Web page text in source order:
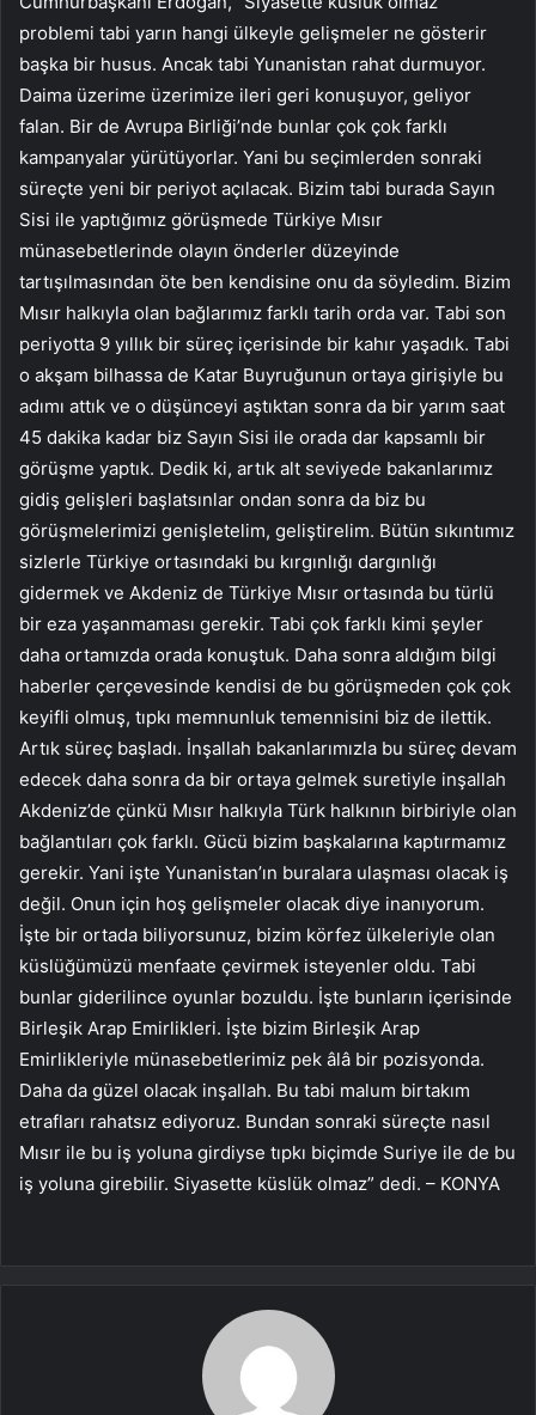
problemi tabi yarın hangi ülkeyle gelişmeler ne gösterir
başka bir husus. Ancak tabi Yunanistan rahat durmuyor.
Daima üzerime üzerimize ileri geri konuşuyor, geliyor
falan. Bir de Avrupa Birliği’nde bunlar çok çok farklı
kampanyalar yürütüyorlar. Yani bu seçimlerden sonraki
süreçte yeni bir periyot açılacak. Bizim tabi burada Sayın
Sisi ile yaptığımız görüşmede Türkiye Mısır
münasebetlerinde olayın önderler düzeyinde
tartışılmasından öte ben kendisine onu da söyledim. Bizim
Mısır halkıyla olan bağlarımız farklı tarih orda var. Tabi son
periyotta 9 yıllık bir süreç içerisinde bir kahır yaşadık. Tabi
o akşam bilhassa de Katar Buyruğunun ortaya girişiyle bu
adımı attık ve o düşünceyi aştıktan sonra da bir yarım saat
45 dakika kadar biz Sayın Sisi ile orada dar kapsamlı bir
görüşme yaptık. Dedik ki, artık alt seviyede bakanlarımız
gidiş gelişleri başlatsınlar ondan sonra da biz bu
görüşmelerimizi genişletelim, geliştirelim. Bütün sıkıntımız
sizlerle Türkiye ortasındaki bu kırgınlığı dargınlığı
gidermek ve Akdeniz de Türkiye Mısır ortasında bu türlü
bir eza yaşanmaması gerekir. Tabi çok farklı kimi şeyler
daha ortamızda orada konuştuk. Daha sonra aldığım bilgi
haberler çerçevesinde kendisi de bu görüşmeden çok çok
keyifli olmuş, tıpkı memnunluk temennisini biz de ilettik.
Artık süreç başladı. İnşallah bakanlarımızla bu süreç devam
edecek daha sonra da bir ortaya gelmek suretiyle inşallah
Akdeniz’de çünkü Mısır halkıyla Türk halkının birbiriyle olan
bağlantıları çok farklı. Gücü bizim başkalarına kaptırmamız
gerekir. Yani işte Yunanistan’ın buralara ulaşması olacak iş
değil. Onun için hoş gelişmeler olacak diye inanıyorum.
İşte bir ortada biliyorsunuz, bizim körfez ülkeleriyle olan
küslüğümüzü menfaate çevirmek isteyenler oldu. Tabi
bunlar giderilince oyunlar bozuldu. İşte bunların içerisinde
Birleşik Arap Emirlikleri. İşte bizim Birleşik Arap
Emirlikleriyle münasebetlerimiz pek âlâ bir pozisyonda.
Daha da güzel olacak inşallah. Bu tabi malum birtakım
etrafları rahatsız ediyoruz. Bundan sonraki süreçte nasıl
Mısır ile bu iş yoluna girdiyse tıpkı biçimde Suriye ile de bu
iş yoluna girebilir. Siyasette küslük olmaz” dedi. – KONYA